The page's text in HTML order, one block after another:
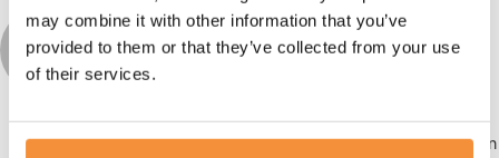
may combine it with other information that you’ve
provided to them or that they’ve collected from your use
of their services.
Nak en Jetty kievits
5 maanden geleden
Lieve familie Schut.
We condoleren jullie met het onverwachte overlijden